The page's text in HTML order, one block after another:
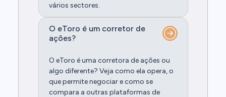
vários sectores.
O eToro é um corretor de
ações?
O eToro é uma corretora de ações ou
algo diferente? Veja como ela opera, o
que permite negociar e como se
compara a outras plataformas de